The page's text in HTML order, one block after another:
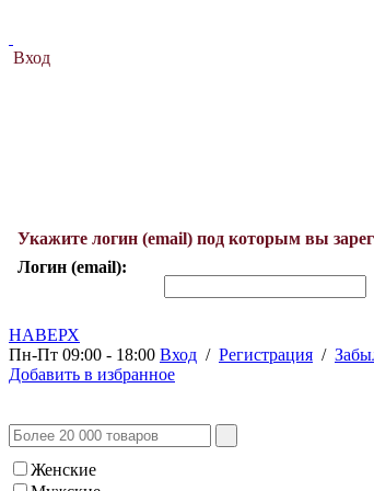
Вход
Укажите логин (email) под которым вы
Логин (email):
НАВЕРХ
Пн-Пт 09:00 - 18:00 Вход / Регистрация /
Добавить в избранное
Женские